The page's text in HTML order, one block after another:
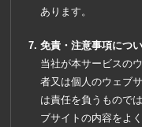
あります。
免責・注意事項につ
当社が本サービスの
者又は個人のウェブ
は責任を負うもので
ブサイトの内容をよ